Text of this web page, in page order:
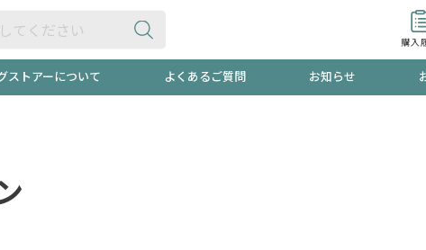
購入
ストアーについて よくあるご質問 お知らせ